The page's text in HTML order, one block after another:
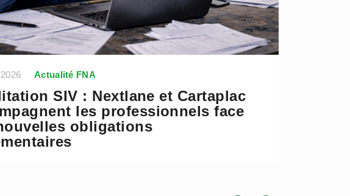
Actualité FNA
SIV : Nextlane et Cartaplac
les professionnels face
obligations